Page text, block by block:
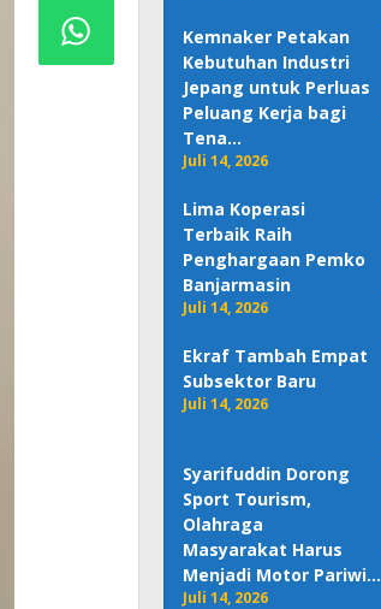
Kemnaker Petakan
Kebutuhan Industri
Jepang untuk Perluas
Peluang Kerja bagi
Tena…
Juli 14, 2026
Lima Koperasi
Terbaik Raih
Penghargaan Pemko
Banjarmasin
Juli 14, 2026
Ekraf Tambah Empat
Subsektor Baru
Juli 14, 2026
Syarifuddin Dorong
Sport Tourism,
Olahraga
Masyarakat Harus
Menjadi Motor Pariwi…
Juli 14, 2026